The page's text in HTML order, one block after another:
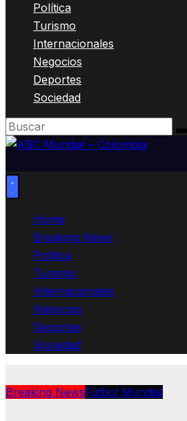
Política
Turismo
Internacionales
Negocios
Deportes
Sociedad
Home
Breaking News
Política
Turismo
Internacionales
Negocios
Deportes
Sociedad
Breaking NewsFútbol Mundial